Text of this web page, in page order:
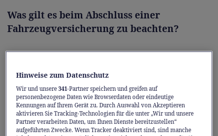
Was gilt es beim Abschluss einer
Fahrzeugversicherung zu beachten?
was für ein Fahrzeug Sie versichern möchten.
Analysieren Sie deshalb als erstes Ihren
eigenen Bedarf genau. Handelt es sich um ein
brandneues Modell – Ihr ganzer Stolz –, bei
dem jeder Kratzer schmerzt? Oder ist es ein
Hinweise zum Datenschutz
Wir und unsere341-Partner speichern und greifen auf
personenbezogene Daten wie Browserdaten oder eindeutige
Kennungen auf Ihrem Gerät zu. Durch Auswahl von Akzeptieren
aktivieren Sie Tracking-Technologien für die unter „Wir und unsere
Partner verarbeiten Daten, um Ihnen Dienste bereitzustellen“
aufgeführten Zwecke. Wenn Tracker deaktiviert sind, sind manche